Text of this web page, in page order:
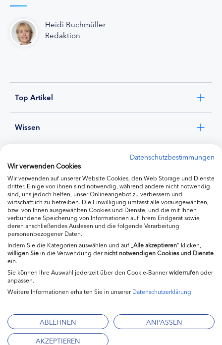
Heidi Buchmüller
Redaktion
Top Artikel
Wissen
Ernährung
Produkte
Impressum
Mediadaten
Datenschutzerklärung
Datenschutzbestimmungen
Wir verwenden Cookies
Wir verwenden auf unserer Website Cookies, den Web Storage und Dienste
dritter. Einige von ihnen sind notwendig, während andere nicht notwendig
sind, uns jedoch helfen, unser Onlineangebot zu verbessern und
wirtschaftlich zu betreiben. Die Einwilligung umfasst alle vorausgewählten,
bzw. von Ihnen ausgewählten Cookies und Dienste, und die mit Ihnen
verbundene Speicherung von Informationen auf Ihrem Endgerät sowie
deren anschließendes Auslesen und die folgende Verarbeitung
personenbezogener Daten.
Indem Sie die Kategorien auswählen und auf „ Alle akzeptieren“ klicken,
willigenSie in die Verwendung dernicht notwendigen Cookies und Dienste
ein.
Sie können Ihre Auswahl jederzeit über den Cookie-Bannerwiderrufenoder
anpassen.
Weitere Informationen erhalten Sie in unsererDatenschutzerklärung
ABLEHNEN
ANPASSEN
AKZEPTIEREN